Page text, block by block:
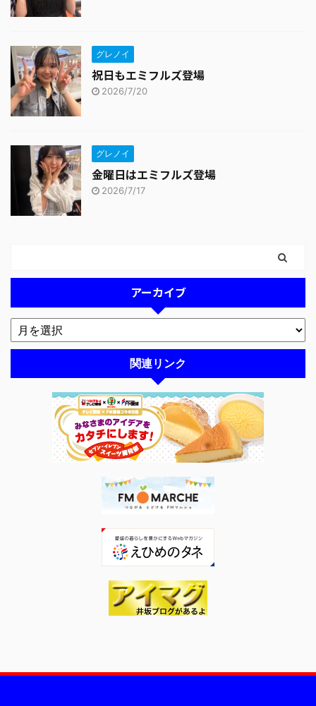
グレノイ
祝日もエミフルズ登場
2026/7/20
グレノイ
金曜日はエミフルズ登場
2026/7/17
アーカイブ
関連リンク